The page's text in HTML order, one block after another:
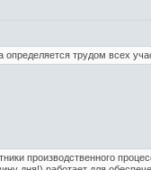
определяется трудом всех
производственного